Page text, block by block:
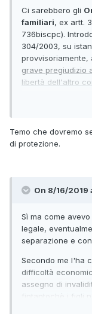
Non credo
di là del fatto che
tuo padre mi pare
quanto riferisci
punti deboli di
psicologicamente,
La presenza di
proprietà, a tua
Come figlio puoi
Ci sarebbero gli
familiari, ex artt.
736biscpc).
304/2003, su
provvisoriamente,
grave pregiudizio
libertà dell'altro
di non
Temo che dovremo
di protezione.
On 8/16/2019
Sì ma come
legale,
separazione e
Secondo me l'ha
difficoltà
assegno di
fintantochè i figli
ben sapeva che